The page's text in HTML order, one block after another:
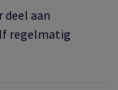
aan
regelmatig